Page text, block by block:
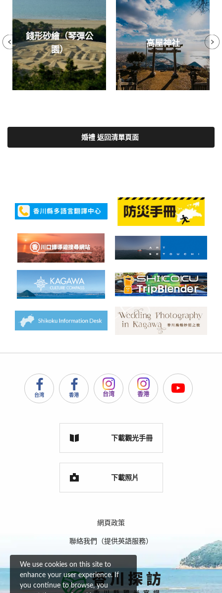
錢形砂繪（琴彈公
園）
高屋神社
婚禮 返回清單頁面
台湾 香港 台湾 香港
下載觀光手冊
下載照片
網頁政策
聯絡我們（提供英語服務）
We use cookies on this site to
enhance your user experience. If
you continue to browse, you